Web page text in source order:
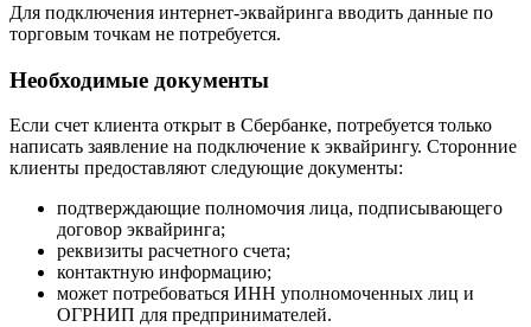
Для подключения интернет-эквайринга вводить данные по
торговым точкам не потребуется.
Необходимые документы
Если счет клиента открыт в Сбербанке, потребуется только
написать заявление на подключение к эквайрингу. Сторонние
клиенты предоставляют следующие документы:
подтверждающие полномочия лица, подписывающего
договор эквайринга;
реквизиты расчетного счета;
контактную информацию;
может потребоваться ИНН уполномоченных лиц и
ОГРНИП для предпринимателей.